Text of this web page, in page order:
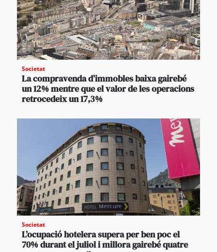
Societat
La compravenda d’immobles baixa gairebé
un 12% mentre que el valor de les operacions
retrocedeix un 17,3%
Societat
L’ocupació hotelera supera per ben poc el
70% durant el juliol i millora gairebé quatre